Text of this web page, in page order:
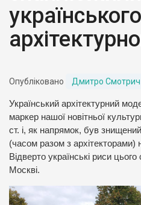
українського
Опубліковано Дмитро Смотрич
Український архітектурний
маркер нашої новітньої
ст. і, як напрямок, був
(часом разом з архітекторами)
Відверто українські риси
Москві.